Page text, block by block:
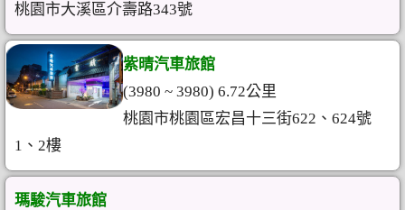
桃園市大溪區介壽路343號
紫晴汽車旅館
(3980 ~ 3980) 6.72公里
桃園市桃園區宏昌十三街622、624號
1、2樓
瑪駿汽車旅館